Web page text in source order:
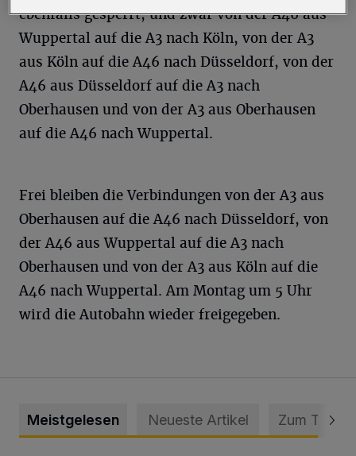
ebenfalls gesperrt, und zwar von der A46 aus
Wuppertal auf die A3 nach Köln, von der A3
aus Köln auf die A46 nach Düsseldorf, von der
A46 aus Düsseldorf auf die A3 nach
Oberhausen und von der A3 aus Oberhausen
auf die A46 nach Wuppertal.
Frei bleiben die Verbindungen von der A3 aus
Oberhausen auf die A46 nach Düsseldorf, von
der A46 aus Wuppertal auf die A3 nach
Oberhausen und von der A3 aus Köln auf die
A46 nach Wuppertal. Am Montag um 5 Uhr
wird die Autobahn wieder freigegeben.
Meistgelesen Neueste Artikel Zum Thema